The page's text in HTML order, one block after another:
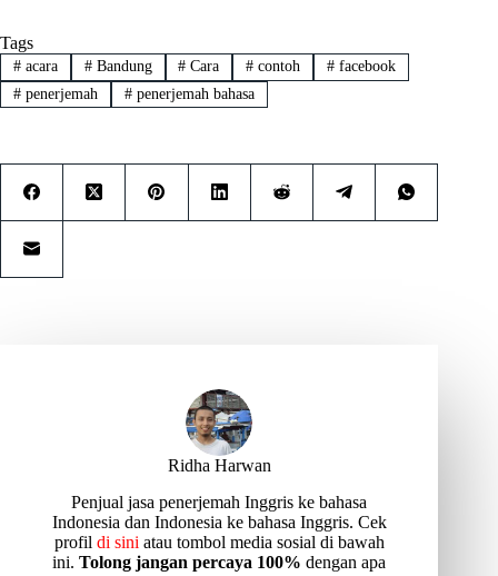
Tags
#acara #Bandung # Cara # contoh # facebook
#penerjemah #penerjemah bahasa
Ridha Harwan
Penjual jasa penerjemah Inggris ke bahasa
Indonesia dan Indonesia ke bahasa Inggris. Cek
profil di sini atau tombol media sosial di bawah
ini.Tolong jangan percaya 100% dengan apa